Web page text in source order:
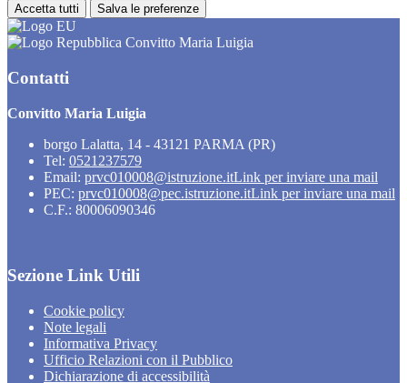
Accetta tutti Salva le preferenze
Convitto Maria Luigia
Contatti
Convitto Maria Luigia
borgo Lalatta, 14 - 43121 PARMA (PR)
Tel: 0521237579
Email: prvc010008@istruzione.itLink per inviare una mail
PEC: prvc010008@pec.istruzione.itLink per inviare una mail
C.F.: 80006090346
Sezione Link Utili
Cookie policy
Note legali
Informativa Privacy
Ufficio Relazioni con il Pubblico
Dichiarazione di accessibilità